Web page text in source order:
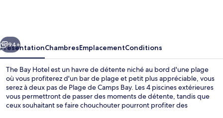
Suivant
94+
PrésentationChambresEmplacementConditions
The Bay Hotel est un havre de détente niché au bord d'une plage
où vous profiterez d'un bar de plage et petit plus appréciable, vous
serez à deux pas de Plage de Camps Bay. Les 4 piscines extérieures
vous permettront de passer des moments de détente, tandis que
ceux souhaitant se faire chouchouter pourront profiter des